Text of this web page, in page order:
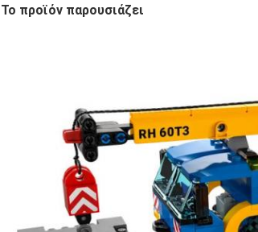
Το προϊόν παρουσιάζει